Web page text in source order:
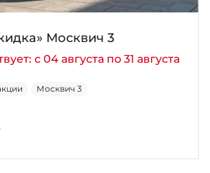
Москвич 3
с 04 августа по 31 августа
Москвич 3